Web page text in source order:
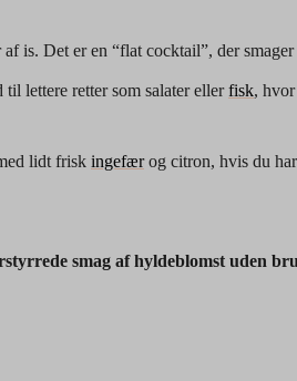
is. Det er en “flat cocktail”, der
lettere retter som salater ellerfisk,
lidt frisk ingefærog citron, hvis du
smag af hyldeblomst uden